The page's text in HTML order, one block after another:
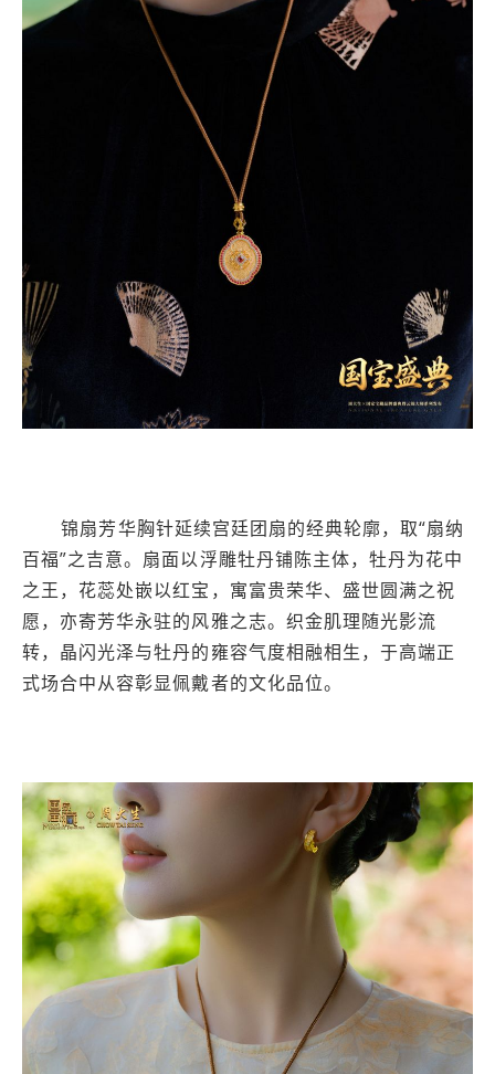
锦扇芳华胸针延续宫廷团扇的经典轮廓，取“扇纳
百福”之吉意。扇面以浮雕牡丹铺陈主体，牡丹为花中
之王，花蕊处嵌以红宝，寓富贵荣华、盛世圆满之祝
愿，亦寄芳华永驻的风雅之志。织金肌理随光影流
转，晶闪光泽与牡丹的雍容气度相融相生，于高端正
式场合中从容彰显佩戴者的文化品位。